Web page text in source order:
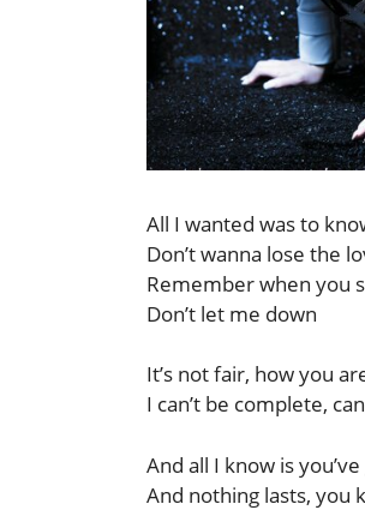
All I wanted was to
Don’t wanna lose the
Remember when you
Don’t let me down
It’s not fair, how you
I can’t be complete,
And all I know is
And nothing lasts, you